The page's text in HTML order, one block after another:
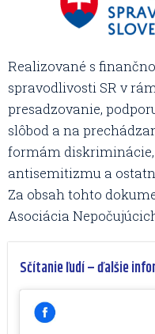
Realizované s
spravodlivosti SR v
presadzovanie,
slôbod a na
formám diskriminácie,
antisemitizmu a
Za obsah tohto
Asociácia
Sčítanie ľudí – ďalšie